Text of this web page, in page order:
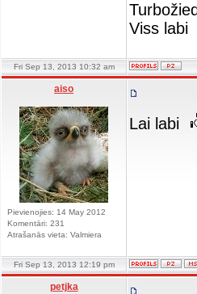
Viss labi
Fri Sep 13, 2013 10:32 am
aiso
Pievienojies: 14 May 2012
Komentāri: 231
Atrašanās vieta: Valmiera
Lai labi
Fri Sep 13, 2013 12:19 pm
petjka